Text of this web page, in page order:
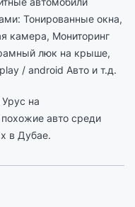
Тонированные окна,
камера, Мониторинг
люк на крыше,
/ android Авто и т.д.
на
похожие авто среди
в Дубае.